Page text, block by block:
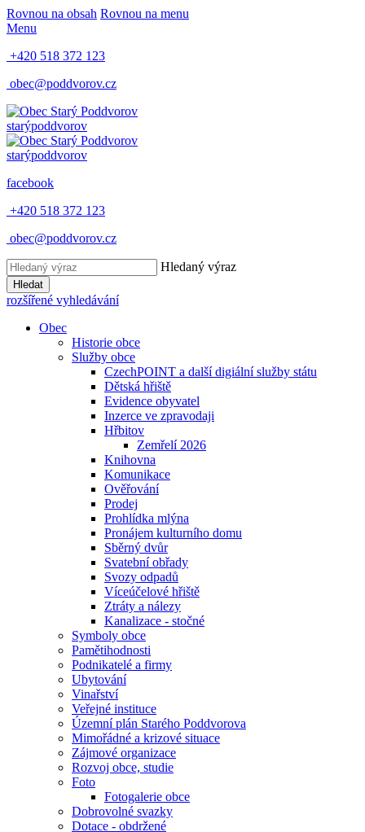
Rovnou na obsah Rovnou na menu
Menu
+420 518 372 123
obec@poddvorov.cz
starýpoddvorov
starýpoddvorov
facebook
+420 518 372 123
obec@poddvorov.cz
Hledaný výraz
Hledat
rozšířené vyhledávání
Obec
Historie obce
Služby obce
CzechPOINT a další digiální služby státu
Dětská hřiště
Evidence obyvatel
Inzerce ve zpravodaji
Hřbitov
Zemřelí 2026
Knihovna
Komunikace
Ověřování
Prodej
Prohlídka mlýna
Pronájem kulturního domu
Sběrný dvůr
Svatební obřady
Svozy odpadů
Víceúčelové hřiště
Ztráty a nálezy
Kanalizace - stočné
Symboly obce
Pamětihodnosti
Podnikatelé a firmy
Ubytování
Vinařství
Veřejné instituce
Územní plán Starého Poddvorova
Mimořádné a krizové situace
Zájmové organizace
Rozvoj obce, studie
Foto
Fotogalerie obce
Dobrovolné svazky
Dotace - obdržené